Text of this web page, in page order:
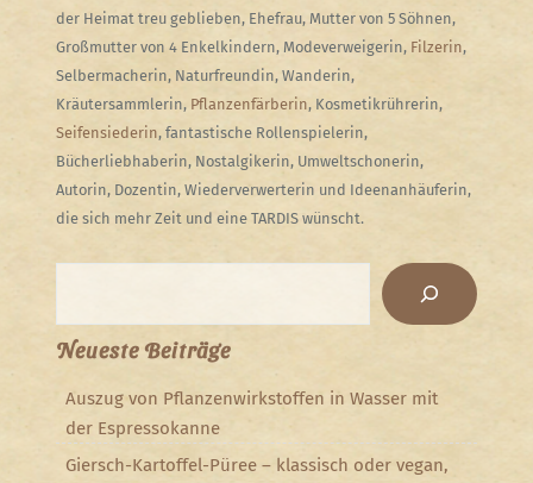
der Heimat treu geblieben, Ehefrau, Mutter von 5 Söhnen,
Großmutter von 4 Enkelkindern, Modeverweigerin, Filzerin,
Selbermacherin, Naturfreundin, Wanderin,
Kräutersammlerin, Pflanzenfärberin, Kosmetikrührerin,
Seifensiederin, fantastische Rollenspielerin,
Bücherliebhaberin, Nostalgikerin, Umweltschonerin,
Autorin, Dozentin, Wiederverwerterin und Ideenanhäuferin,
die sich mehr Zeit und eine TARDIS wünscht.
Neueste Beiträge
Auszug von Pflanzenwirkstoffen in Wasser mit
der Espressokanne
Giersch-Kartoffel-Püree – klassisch oder vegan,